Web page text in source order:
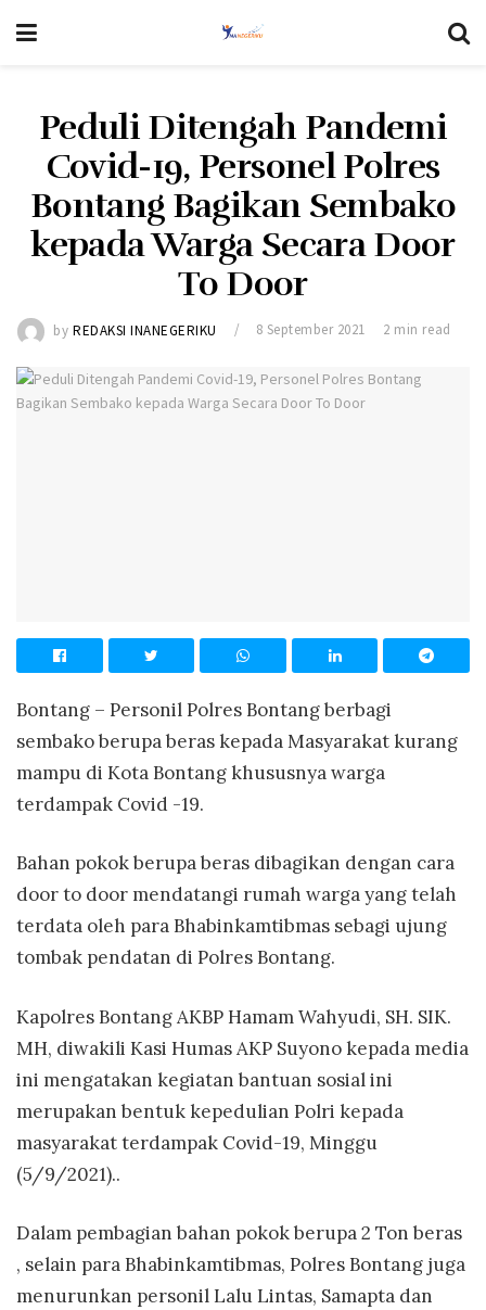
Peduli Ditengah Pandemi
Covid-19, Personel Polres
Bontang Bagikan Sembako
kepada Warga Secara Door
To Door
by REDAKSI INANEGERIKU 8 September 2021 2 min read
Bontang – Personil Polres Bontang berbagi
sembako berupa beras kepada Masyarakat kurang
mampu di Kota Bontang khususnya warga
terdampak Covid -19.
Bahan pokok berupa beras dibagikan dengan cara
door to door mendatangi rumah warga yang telah
terdata oleh para Bhabinkamtibmas sebagi ujung
tombak pendatan di Polres Bontang.
Kapolres Bontang AKBP Hamam Wahyudi, SH. SIK.
MH, diwakili Kasi Humas AKP Suyono kepada media
ini mengatakan kegiatan bantuan sosial ini
merupakan bentuk kepedulian Polri kepada
masyarakat terdampak Covid-19, Minggu
(5/9/2021)..
Dalam pembagian bahan pokok berupa 2 Ton beras
, selain para Bhabinkamtibmas, Polres Bontang juga
menurunkan personil Lalu Lintas, Samapta dan